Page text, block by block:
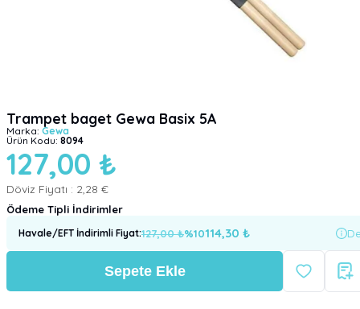
Trampet baget Gewa Basix 5A
Marka: Gewa
Ürün Kodu: 8094
127,00 ₺
Döviz Fiyatı : 2,28 €
Ödeme Tipli İndirimler
Havale/EFT İndirimli Fiyat:127,00₺%10114,30 ₺
Sepete Ekle